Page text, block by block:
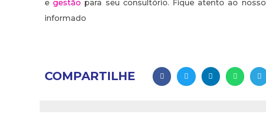
e gestão para seu consultório. Fique atento ao nosso
informado
COMPARTILHE